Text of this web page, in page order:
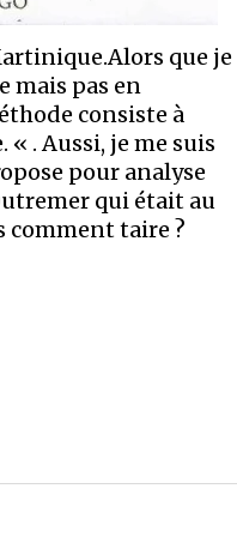
que je
mais pas en
consiste à
. Aussi, je me suis
pour analyse
qui était au
comment taire ?